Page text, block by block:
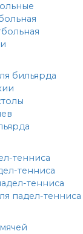
бильярда
тенниса
тенниса
тенниса
падел-тенниса